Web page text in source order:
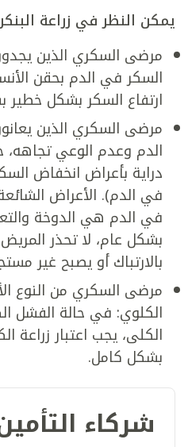
يمكن النظر في زراعة
مرضى السكري الذين
السكر في الدم بحقن
ارتفاع السكر بشكل خطير
مرضى السكري الذين
الدم وعدم الوعي
دراية بأعراض انخفاض
في الدم). الأعراض
في الدم هي الدوخة
بشكل عام، لا تحذر
بالارتباك أو يصبح غير
مرضى السكري من النوع
الكلوي: في حالة الفشل
الكلى، يجب اعتبار زراعة
بشكل كامل.
شركاء